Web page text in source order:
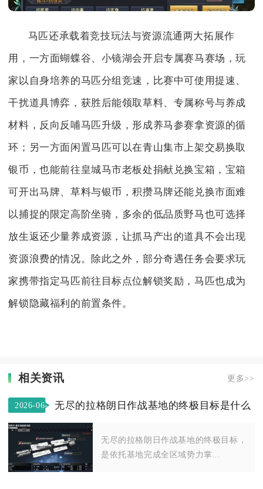
马匹还承载着竞技玩法与资源流通两大拓展作
用，一方面蝴蝶谷、小镜湖会开启专属赛马赛场，玩
家以自身培养的马匹分组竞速，比赛中可使用提速、
干扰道具博弈，获胜后能领取草料、专属称号与养成
材料，反向反哺马匹升级，形成养马参赛拿资源的循
环；另一方面闲置马匹可以在青山集市上架交易换取
银币，也能前往皇城马市老板处捐献兑换宝箱，宝箱
可开出马牌、草料与银币，积攒马牌还能兑换市面难
以捕捉的限定高阶坐骑，多余的低品质野马也可选择
放生返还少量养成资源，让抓马产出的道具不会出现
资源浪费的情况。除此之外，部分奇遇任务会要求玩
家携带指定马匹前往目标点位解锁奖励，马匹也成为
解锁隐藏福利的前置条件。
相关资讯 更多>>
2026-06-
无尽的拉格朗日作战基地的终极目标是什么
无尽的拉格朗日作战基地的终极目标，
是依托基地完成全区域势力掌...